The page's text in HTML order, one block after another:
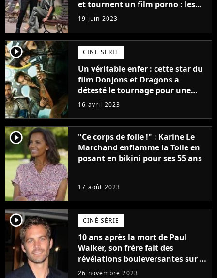
et tournent un film porno : les
premières images du tournage
(exclu)
19 juin 2023
player2 CINÉ SÉRIE
Un véritable enfer : cette star du
film Donjons et Dragons a
détesté le tournage pour une
raison très spéciale
16 avril 2023
player2
"Ce corps de folie !" : Karine Le
Marchand enflamme la Toile en
posant en bikini pour ses 55 ans
17 août 2023
player2 CINÉ SÉRIE
10 ans après la mort de Paul
Walker, son frère fait des
révélations bouleversantes sur la
réaction des acteurs de Fast and
26 novembre 2023